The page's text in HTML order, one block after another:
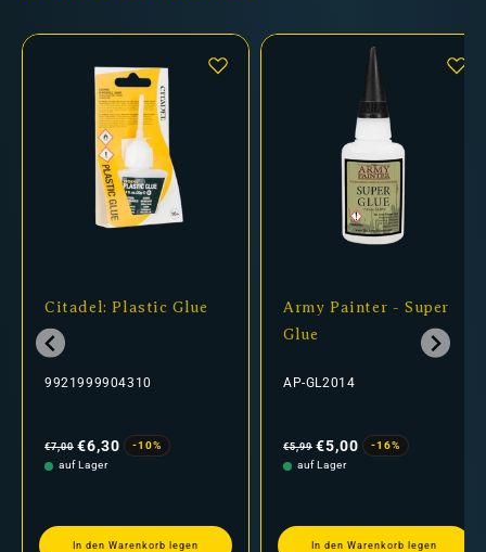
Citadel: Plastic Glue
9921999904310
Preis
€7,00 €6,30
-10%
auf Lager
In den Warenkorb legen
Army Painter - Super
Glue
AP-GL2014
Preis
€5,99 €5,00
-16%
auf Lager
In den Warenkorb legen